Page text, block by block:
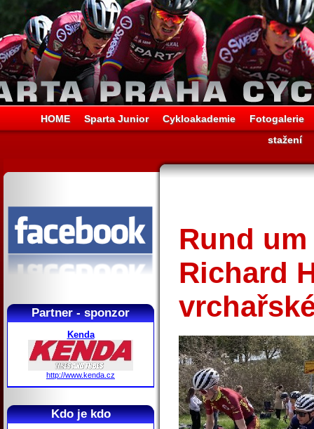
HOME Sparta Junior Cykloakademie
Fotogalerie
stažení
Partner - sponzor
Kenda
http://www.kenda.cz
Kdo je kdo
Rund
Richard